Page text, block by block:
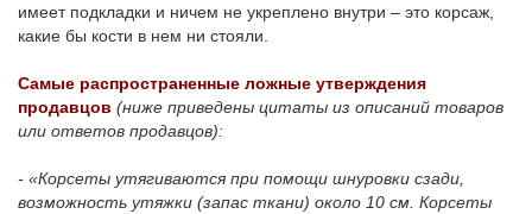
имеет подкладки и ничем не укреплено внутри – это корсаж,
какие бы кости в нем ни стояли.
Самые распространенные ложные утверждения
продавцов (ниже приведены цитаты из описаний товаров
или ответов продавцов):
- «Корсеты утягиваются при помощи шнуровки сзади,
возможность утяжки (запас ткани) около 10 см. Корсеты